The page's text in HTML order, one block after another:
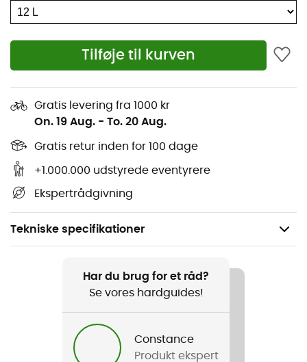
Tilføje til kurven
Gratis levering fra 1000 kr
On. 19 Aug. - To. 20 Aug.
Gratis retur inden for 100 dage
+1.000.000 udstyrede eventyrere
Ekspertrådgivning
Tekniske specifikationer
Skiture / Ski freerideHar du brug for et råd?
Se vores hardguides!
Constance
Produkt ekspert